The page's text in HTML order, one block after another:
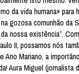
da vida humana» para
gozosa comunhão da
nossa existência”.
II, possamos nós
Ano Mariano, a
Aura Miguel (jornalista